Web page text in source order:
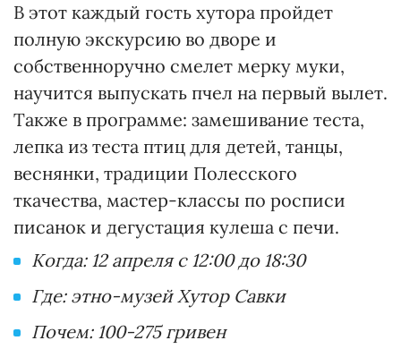
В этот каждый гость хутора пройдет
полную экскурсию во дворе и
собственноручно смелет мерку муки,
научится выпускать пчел на первый вылет.
Также в программе: замешивание теста,
лепка из теста птиц для детей, танцы,
веснянки, традиции Полесского
ткачества, мастер-классы по росписи
писанок и дегустация кулеша с печи.
Когда: 12 апреля с 12:00 до 18:30
Где: этно-музей Хутор Савки
Почем: 100-275 гривен